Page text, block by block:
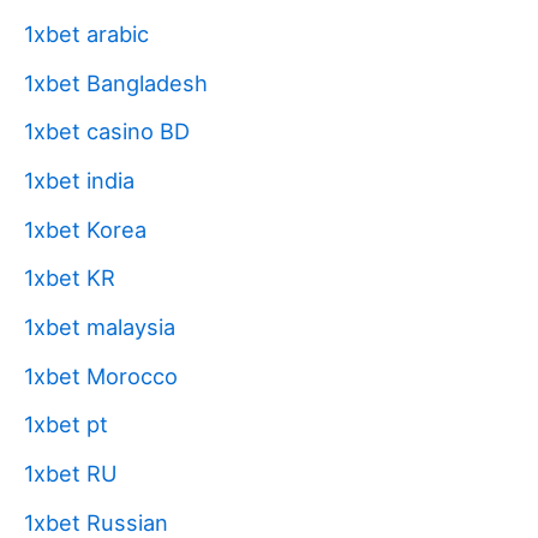
1xbet arabic
1xbet Bangladesh
1xbet casino BD
1xbet india
1xbet Korea
1xbet KR
1xbet malaysia
1xbet Morocco
1xbet pt
1xbet RU
1xbet Russian